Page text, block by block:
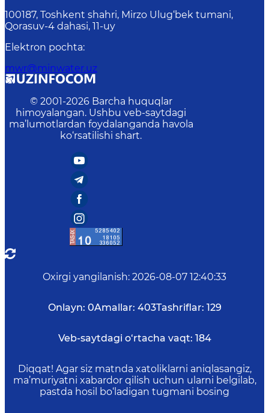
100187, Toshkent shahri, Mirzo Ulug‘bek tumani,
Qorasuv-4 dahasi, 11-uy
Elektron pochta:
mwr@minwater.uz
© 2001-2026 Barcha huquqlar
himoyalangan. Ushbu veb-saytdagi
ma’lumotlardan foydalanganda havola
ko‘rsatilishi shart.
Oxirgi yangilanish: 2026-08-07 12:40:33
Onlayn: 0Amallar: 403Tashriflar: 129
Veb-saytdagi o‘rtacha vaqt: 184
Diqqat! Agar siz matnda xatoliklarni aniqlasangiz,
ma’muriyatni xabardor qilish uchun ularni belgilab,
pastda hosil bo‘ladigan tugmani bosing